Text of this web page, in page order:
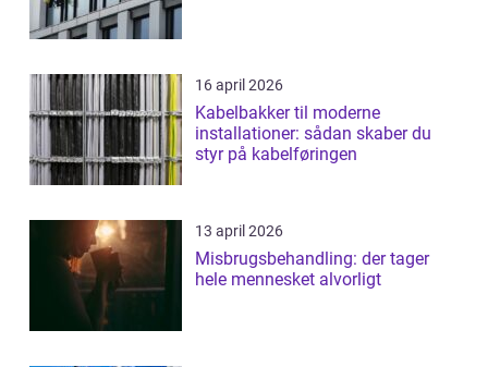
16 april 2026
Kabelbakker til moderne
installationer: sådan skaber du
styr på kabelføringen
13 april 2026
Misbrugsbehandling: der tager
hele mennesket alvorligt